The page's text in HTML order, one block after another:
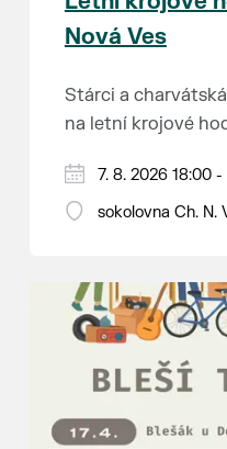
Nová Ves
Stárci a
na letní krojové
PÁTEK 7. srpna
18:00 - ruční
14:00 - krojový
hostince “U
16:00 - odpolední
21:00 - večerní
K tanci a poslechu
7. 8. 2026 18:00
sokolovna Ch. N.